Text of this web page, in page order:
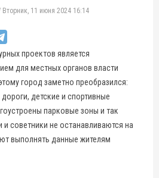
Вторник, 11 июня 2024 16:14
проектов является
для местных органов власти
город заметно преобразился:
детские и спортивные
парковые зоны и так
советники не останавливаются на
выполнять данные жителям